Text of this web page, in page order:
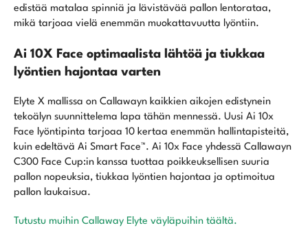
edistää matalaa spinniä ja lävistävää pallon lentorataa,
mikä tarjoaa vielä enemmän muokattavuutta lyöntiin.
Ai 10X Face optimaalista lähtöä ja tiukkaa
lyöntien hajontaa varten
Elyte X mallissa on Callawayn kaikkien aikojen edistynein
tekoälyn suunnittelema lapa tähän mennessä. Uusi Ai 10x
Face lyöntipinta tarjoaa 10 kertaa enemmän hallintapisteitä,
kuin edeltävä Ai Smart Face™. Ai 10x Face yhdessä Callawayn
C300 Face Cup:in kanssa tuottaa poikkeuksellisen suuria
pallon nopeuksia, tiukkaa lyöntien hajontaa ja optimoitua
pallon laukaisua.
Tutustu muihin Callaway Elyte väyläpuihin täältä.